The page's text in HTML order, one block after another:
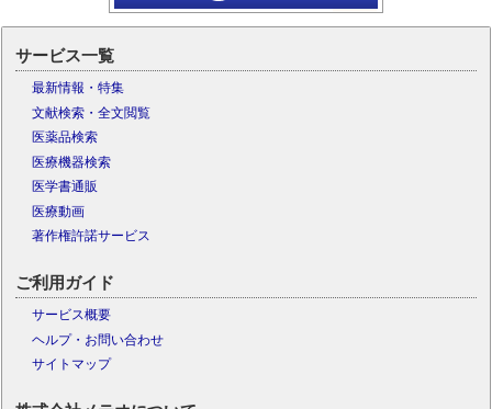
サービス一覧
最新情報・特集
文献検索・全文閲覧
医薬品検索
医療機器検索
医学書通販
医療動画
著作権許諾サービス
ご利用ガイド
サービス概要
ヘルプ・お問い合わせ
サイトマップ